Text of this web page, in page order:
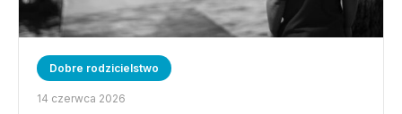
Dobre rodzicielstwo
14 czerwca 2026